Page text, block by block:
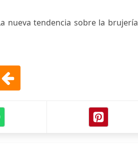
nueva tendencia sobre la brujería